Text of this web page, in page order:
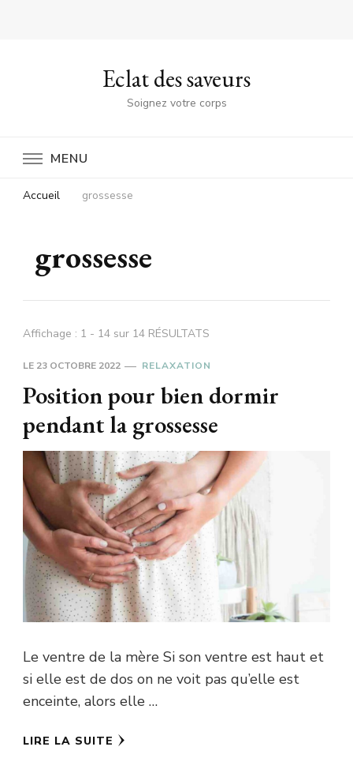
Eclat des saveurs
Soignez votre corps
MENU
Accueil grossesse
grossesse
Affichage : 1 - 14 sur 14 RÉSULTATS
LE 23 OCTOBRE 2022 RELAXATION
Position pour bien dormir
pendant la grossesse
Le ventre de la mère Si son ventre est haut et
si elle est de dos on ne voit pas qu’elle est
enceinte, alors elle …
LIRE LA SUITE